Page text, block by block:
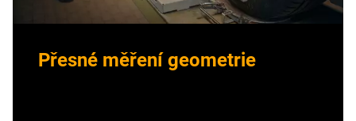
Přesné měření geometrie